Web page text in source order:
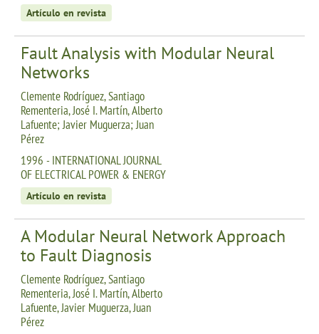
Artículo en revista
Fault Analysis with Modular Neural
Networks
Clemente Rodríguez, Santiago
Rementeria, José I. Martín, Alberto
Lafuente; Javier Muguerza; Juan
Pérez
1996 - INTERNATIONAL JOURNAL
OF ELECTRICAL POWER & ENERGY
Artículo en revista
A Modular Neural Network Approach
to Fault Diagnosis
Clemente Rodríguez, Santiago
Rementeria, José I. Martín, Alberto
Lafuente, Javier Muguerza, Juan
Pérez